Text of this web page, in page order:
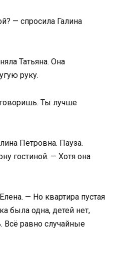
— спросила Галина
Татьяна. Она
руку.
Ты лучше
Петровна. Пауза.
гостиной. — Хотя она
— Но квартира пустая
была одна, детей нет,
Всё равно случайные